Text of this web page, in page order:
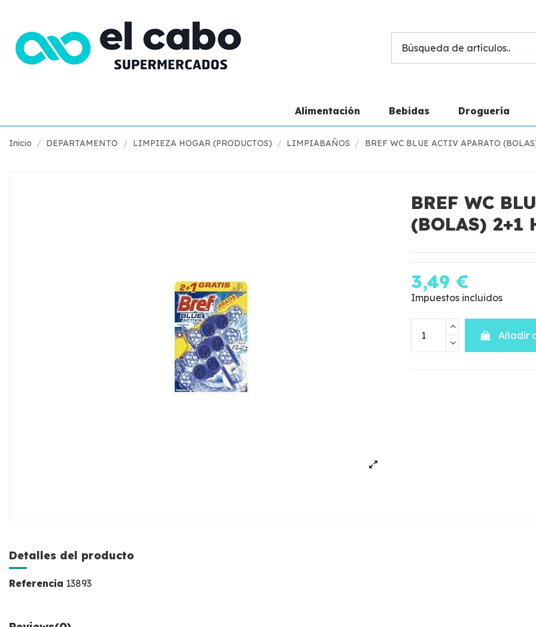
Alimentación Bebidas Droguería
Inicio DEPARTAMENTO LIMPIEZA HOGAR (PRODUCTOS) LIMPIABAÑOS BREF WC BLUE ACTIV APARATO
BREF WC
(BOLAS) 2+1
3,49 €
Impuestos incluidos
Añadir
Detalles del producto
Referencia 13893